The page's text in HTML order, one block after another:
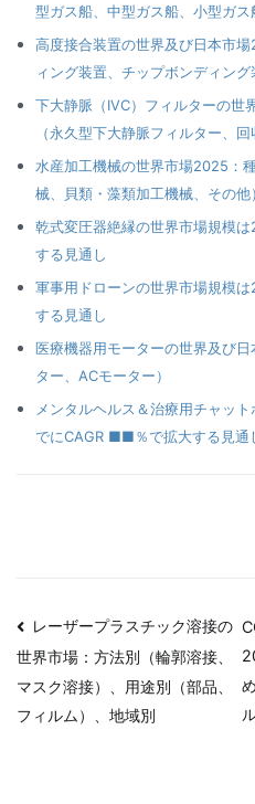
型ガス船、中型ガス船、小型ガ
高度接合装置の世界及び日本市
ィング装置、チップボンディング
下大静脈（IVC）フィルターの世
（永久型下大静脈フィルター、
水産加工機械の世界市場2025：
械、貝類・藻類加工機械、その
乾式変圧器絶縁の世界市場規模
する見通し
軍事用ドローンの世界市場規模
する見通し
医療機器用モーターの世界及び
ター、ACモーター）
メンタルヘルス＆治療用チャッ
でにCAGR ■■％で拡大する見通
投
稿
ナ
レーザープラスチック溶接の
世界市場：方法別（輪郭溶接、
マスク溶接）、用途別（部品、
フィルム）、地域別